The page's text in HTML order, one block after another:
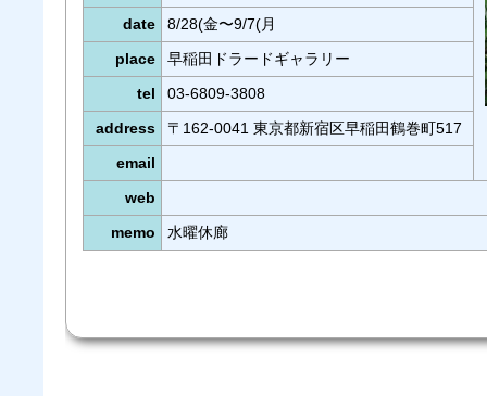
date
8/28(金〜9/7(月
place
早稲田ドラードギャラリー
tel
03-6809-3808
address
〒162-0041 東京都新宿区早稲田鶴巻町517
email
web
memo
水曜休廊